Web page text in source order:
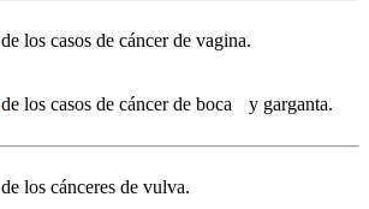
de los casos de cáncer de vagina.
de los casos de cáncer de boca y garganta.
de los cánceres de vulva.